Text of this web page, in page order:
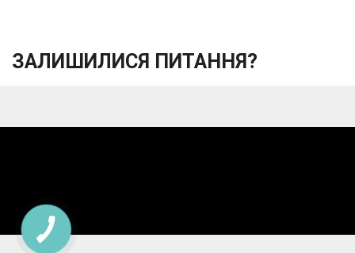
ЗАЛИШИЛИСЯ ПИТАННЯ?